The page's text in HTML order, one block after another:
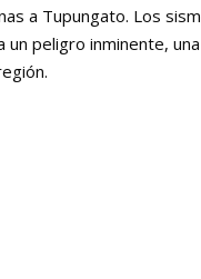
a Tupungato. Los
peligro inminente,